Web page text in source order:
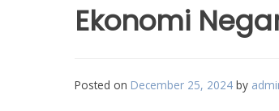
Ekonomi
Posted on December 25, 2024 by